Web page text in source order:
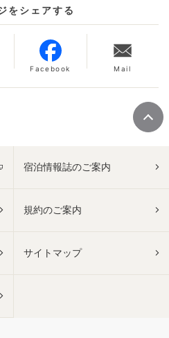
をシェアする
Facebook Mail
宿泊情報誌のご案内
規約のご案内
サイトマップ